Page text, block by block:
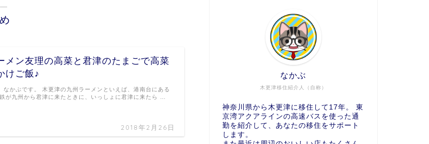
―
メン友理の高菜と君津のたまごで高菜
けご飯♪
2018年2月26日
なかぶです。 木更津の九州ラーメンといえば、港南台にある
が九州から君津に来たときに、いっしょに君津に来たら …
木更津移住紹介人（自称）
なかぶ
神奈川県から木更津に移住して17年。 東
京湾アクアラインの高速バスを使った通
勤を紹介して、あなたの移住をサポート
します。